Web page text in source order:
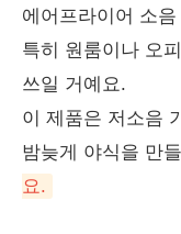
에어프라이어 소
특히 원룸이나 오
쓰일 거예요.
이 제품은 저소음
밤늦게 야식을 만
요.